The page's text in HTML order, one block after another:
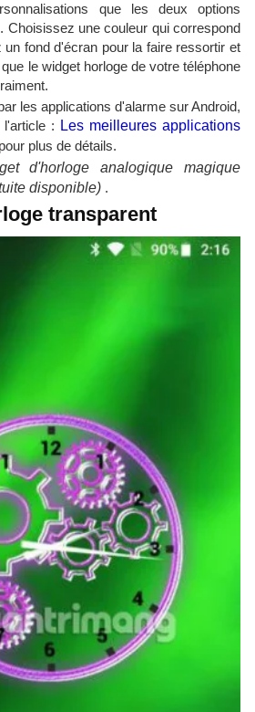
que les deux options
Choisissez une couleur qui correspond
un fond d'écran pour la faire ressortir et
le widget horloge de votre téléphone
les applications d'alarme sur Android,
: Les meilleures applications
pour plus de détails.
d'horloge analogique magique
disponible) .
transparent